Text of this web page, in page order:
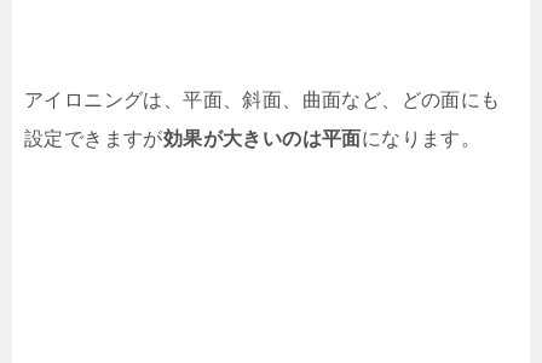
アイロニングは、平面、斜面、曲面など、どの面にも
設定できますが効果が大きいのは平面になります。